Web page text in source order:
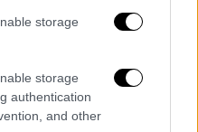
storage
storage
authentication
and other